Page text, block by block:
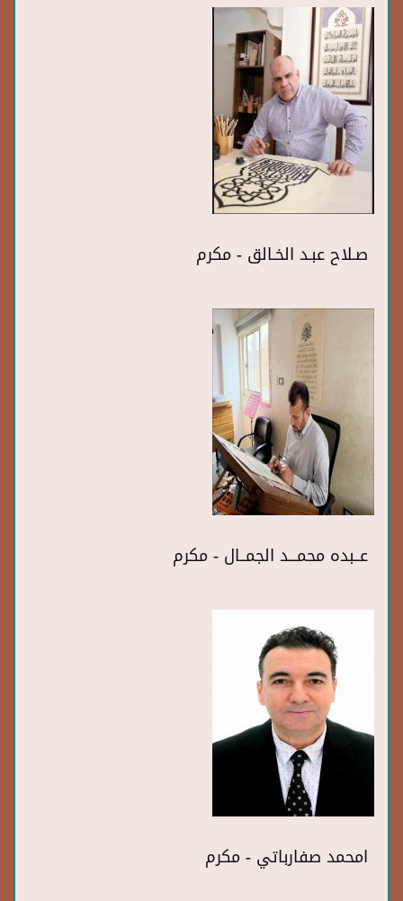
صـلاح عبـد الخـالق - مكرم
عــبده محمـــد الجمــال - مكرم
امحمد صفارباتي - مكرم